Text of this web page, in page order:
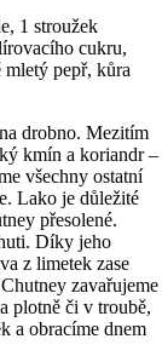
1 stroužek
cukru,
pepř, kůra
drobno. Mezitím
kmín a koriandr –
všechny ostatní
Lako je důležité
přesolené.
Díky jeho
z limetek zase
zavařujeme
plotně či v troubě,
a obracíme dnem